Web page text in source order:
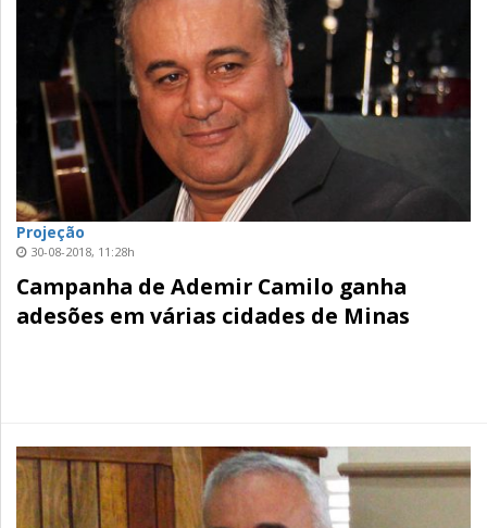
Projeção
30-08-2018, 11:28h
Campanha de Ademir Camilo ganha
adesões em várias cidades de Minas